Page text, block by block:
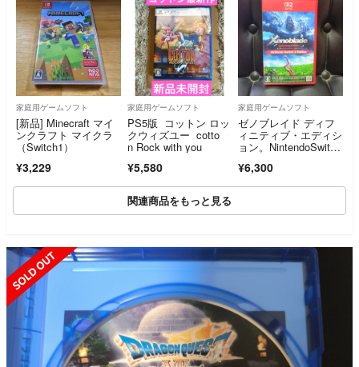
家庭用ゲームソフト
[新品] Minecraft マイ
ンクラフト マイクラ
（Switch1）
¥3,229
家庭用ゲームソフト
PS5版 コットン ロッ
クウィズユー cotto
n Rock with you
¥5,580
家庭用ゲームソフト
ゼノブレイド ディフ
ィニティブ・エディシ
ョン。NintendoSwitch
¥6,300
関連商品をもっと見る
SOLD OUT